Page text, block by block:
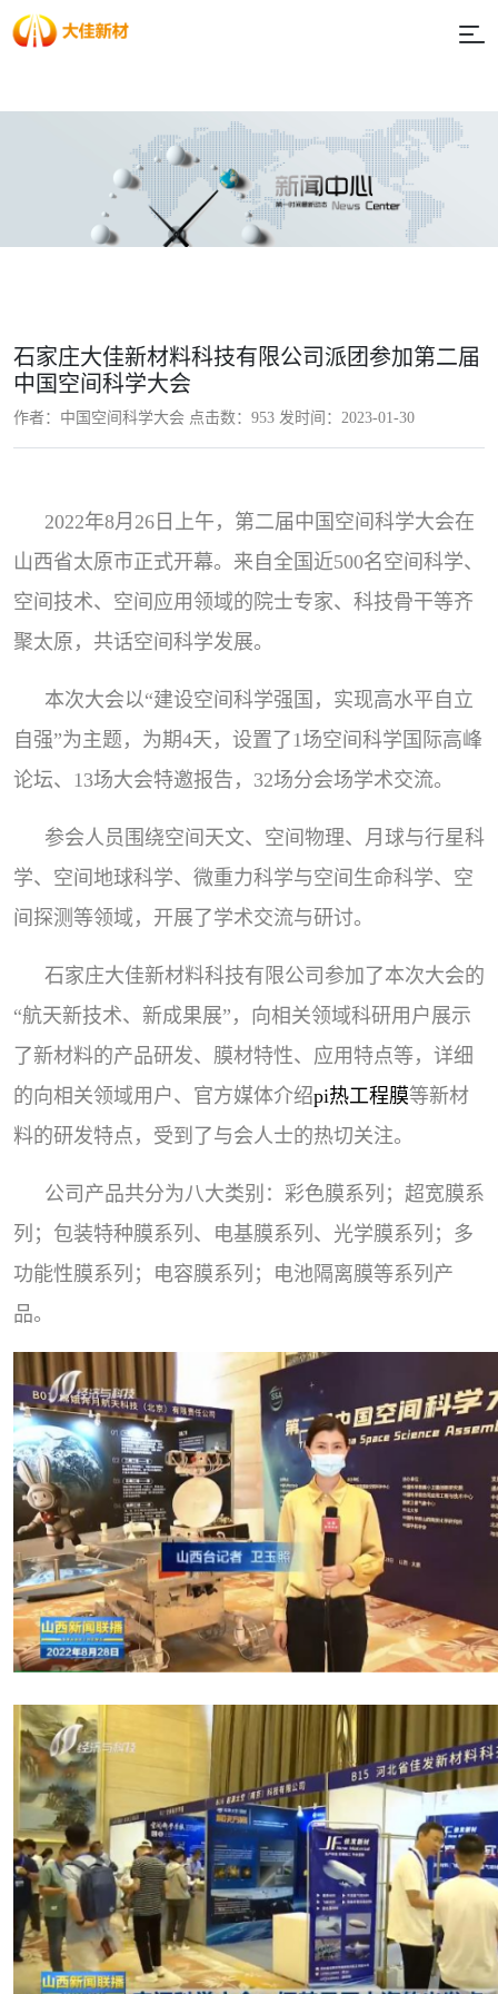
石家庄大佳新材料科技有限公司派团参加第二届
中国空间科学大会
作者：中国空间科学大会 点击数： 953 发时间：2023-01-30
2022年8月26日上午，第二届中国空间科学大会在
山西省太原市正式开幕。来自全国近500名空间科学、
空间技术、空间应用领域的院士专家、科技骨干等齐
聚太原，共话空间科学发展。
本次大会以“建设空间科学强国，实现高水平自立
自强”为主题，为期4天，设置了1场空间科学国际高峰
论坛、13场大会特邀报告，32场分会场学术交流。
参会人员围绕空间天文、空间物理、月球与行星科
学、空间地球科学、微重力科学与空间生命科学、空
间探测等领域，开展了学术交流与研讨。
石家庄大佳新材料科技有限公司参加了本次大会的
“航天新技术、新成果展”，向相关领域科研用户展示
了新材料的产品研发、膜材特性、应用特点等，详细
的向相关领域用户、官方媒体介绍pi热工程膜等新材
料的研发特点，受到了与会人士的热切关注。
公司产品共分为八大类别：彩色膜系列；超宽膜系
列；包装特种膜系列、电基膜系列、光学膜系列；多
功能性膜系列；电容膜系列；电池隔离膜等系列产
品。